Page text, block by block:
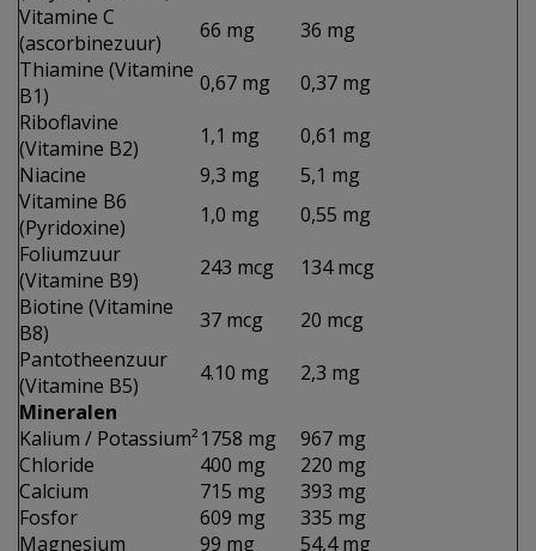
Vitamine C
(ascorbinezuur)
66 mg
36 mg
Thiamine (Vitamine
B1)
0,67 mg
0,37 mg
Riboflavine
(Vitamine B2)
1,1 mg
0,61 mg
Niacine
9,3 mg
5,1 mg
Vitamine B6
(Pyridoxine)
1,0 mg
0,55 mg
Foliumzuur
(Vitamine B9)
243 mcg
134 mcg
Biotine (Vitamine
B8)
37 mcg
20 mcg
Pantotheenzuur
(Vitamine B5)
4.10 mg
2,3 mg
Mineralen
Kalium / Potassium²1758 mg
967 mg
Chloride
400 mg
220 mg
Calcium
715 mg
393 mg
Fosfor
609 mg
335 mg
Magnesium
99 mg
54,4 mg